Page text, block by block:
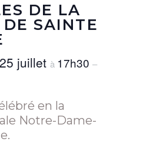
DE LA
DE SAINTE
juillet à 17h30 –
en la
Notre-Dame-